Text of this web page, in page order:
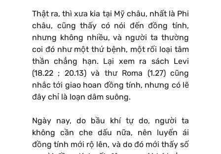
Thật ra, thì xưa kia tại Mỹ châu, nhất là Phi
châu, cũng thấy có nói đến đồng tính,
nhưng không nhiều, và người ta thường
coi đó như một thứ bệnh, một rối loại tâm
thần chẳng hạn. Lại xem ra sách Levi
(18.22 ; 20.13) và thư Roma (1.27) cũng
nhắc tới giao hoan đồng tính, nhưng có lẽ
đây chỉ là loạn dâm suông.
Ngày nay, do bầu khí tự do, người ta
không cần che dấu nữa, nên luyến ái
đồng tính mới rộ lên, và do đó mới thấy số